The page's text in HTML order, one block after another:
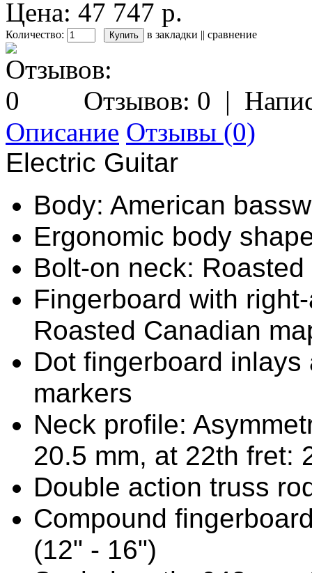
Цена: 47 747 р.
Количество: в закладки || сравнение
Отзывов: 0 |
Описание Отзывы (0)
Electric Guitar
Body: American
Ergonomic body
Bolt-on neck:
Fingerboard with
Roasted Canadian
Dot fingerboard
markers
Neck profile:
20.5 mm, at 22th fret:
Double action truss
Compound
(12" - 16")